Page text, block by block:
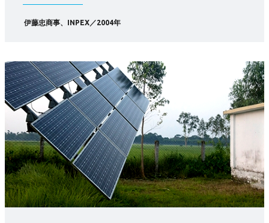
伊藤忠商事、INPEX／2004年